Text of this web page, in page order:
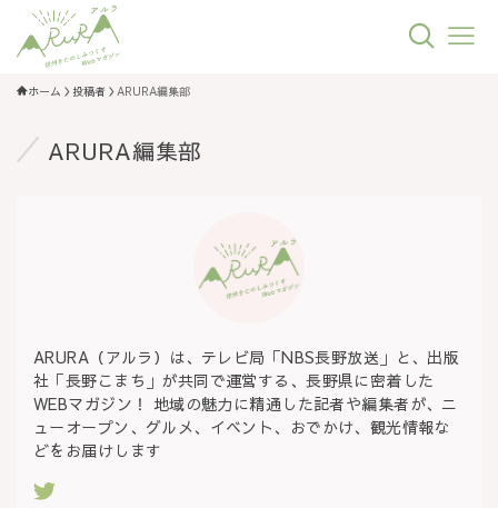
ホーム 投稿者 ARURA編集部
ARURA編集部
ARURA（アルラ）は、テレビ局「NBS長野放送」と、出版
社「長野こまち」が共同で運営する、長野県に密着した
WEBマガジン！ 地域の魅力に精通した記者や編集者が、ニ
ューオープン、グルメ、イベント、おでかけ、観光情報な
どをお届けします